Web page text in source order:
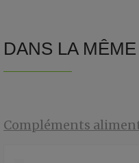
purées, pâtes à
...
DANS LA
Compléments